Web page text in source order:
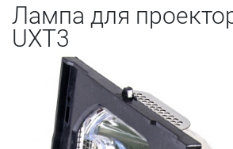
Лампа для
UXT3